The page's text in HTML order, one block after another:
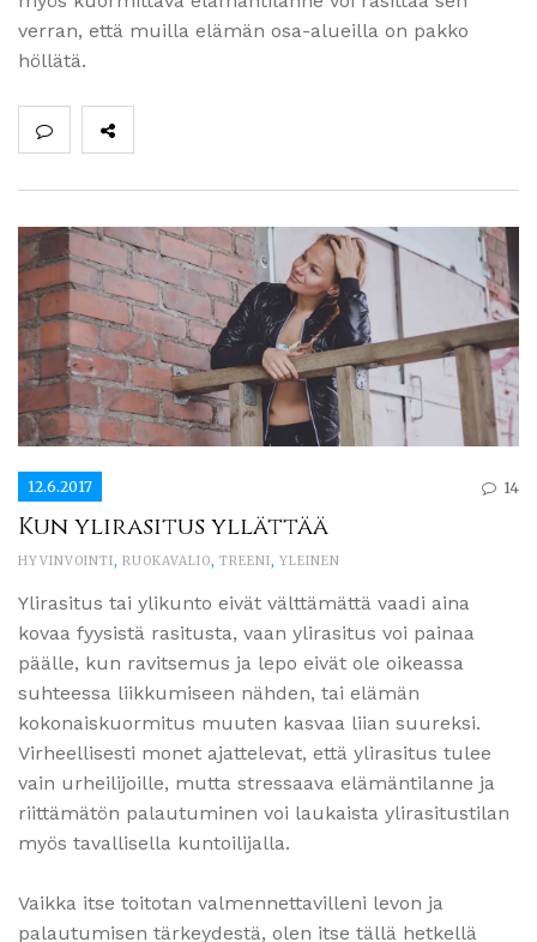
verran, että muilla elämän osa-alueilla on pakko
höllätä.
12.6.2017 14
Kun ylirasitus yllättää
HYVINVOINTI, RUOKAVALIO, TREENI, YLEINEN
Ylirasitus tai ylikunto eivät välttämättä vaadi aina
kovaa fyysistä rasitusta, vaan ylirasitus voi painaa
päälle, kun ravitsemus ja lepo eivät ole oikeassa
suhteessa liikkumiseen nähden, tai elämän
kokonaiskuormitus muuten kasvaa liian suureksi.
Virheellisesti monet ajattelevat, että ylirasitus tulee
vain urheilijoille, mutta stressaava elämäntilanne ja
riittämätön palautuminen voi laukaista ylirasitustilan
myös tavallisella kuntoilijalla.
Vaikka itse toitotan valmennettavilleni levon ja
palautumisen tärkeydestä, olen itse tällä hetkellä